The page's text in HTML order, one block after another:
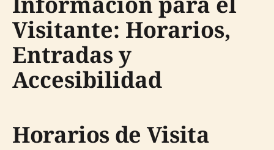
Visitante: Horarios,
Entradas y
Accesibilidad
Horarios de Visita